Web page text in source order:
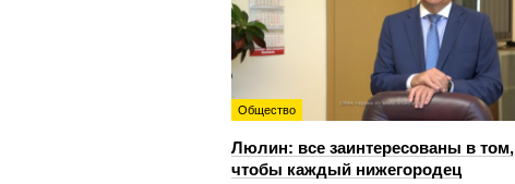
Общество
Люлин: все заинтересованы в том,
чтобы каждый нижегородец